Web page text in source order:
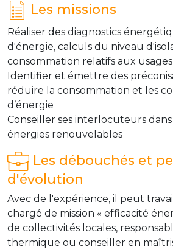
Les missions
Réaliser des diagnostics
d'énergie, calculs du niveau
consommation relatifs aux usages
Identifier et émettre des
réduire la consommation et les
d’énergie
Conseiller ses interlocuteurs dans
énergies renouvelables
Les débouchés et
d'évolution
Avec de l'expérience, il peut
chargé de mission « efficacité
de collectivités locales,
thermique ou conseiller en